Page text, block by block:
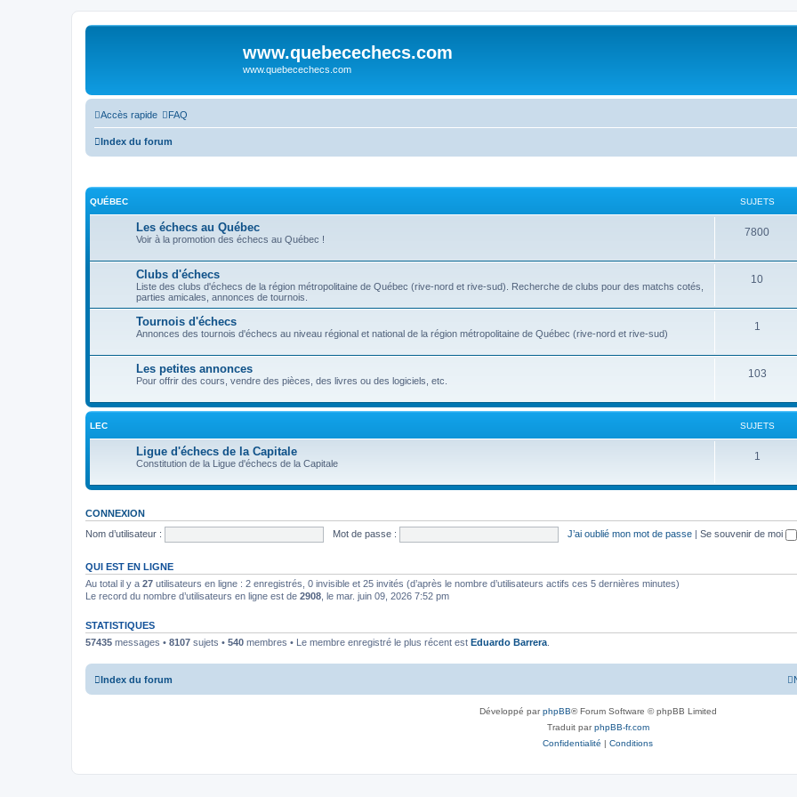
www.quebecechecs.com
www.quebecechecs.com
Accès rapide FAQ
Index du forum
QUÉBEC SUJETS
Les échecs au Québec
Voir à la promotion des échecs au Québec !
7800
Clubs d'échecs
Liste des clubs d'échecs de la région métropolitaine de Québec (rive-nord et rive-sud). Recherche de clubs pour des matchs cotés,
parties amicales, annonces de tournois.
10
Tournois d'échecs
Annonces des tournois d'échecs au niveau régional et national de la région métropolitaine de Québec (rive-nord et rive-sud)
1
Les petites annonces
Pour offrir des cours, vendre des pièces, des livres ou des logiciels, etc.
103
LEC SUJETS
Ligue d'échecs de la Capitale
Constitution de la Ligue d'échecs de la Capitale
1
CONNEXION
Nom d’utilisateur :
Mot de passe : J’ai oublié mon mot de passe | Se souvenir de moi
QUI EST EN LIGNE
Au total il y a 27 utilisateurs en ligne : 2 enregistrés, 0 invisible et 25 invités (d’après le nombre d’utilisateurs actifs ces 5 dernières minutes)
Le record du nombre d’utilisateurs en ligne est de 2908 , le mar. juin 09, 2026 7:52 pm
STATISTIQUES
57435 messages • 8107 sujets • 540 membres • Le membre enregistré le plus récent est Eduardo Barrera
Index du forum
Développé parphpBB® Forum Software © phpBB Limited
Traduit parphpBB-fr.com
Confidentialité | Conditions